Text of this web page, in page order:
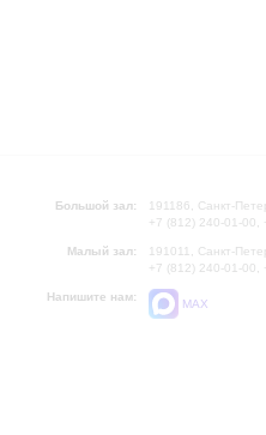
Большой зал:
191186, Санкт-
+7 (812) 240-01-00,
Малый зал:
191011, Санкт-
+7 (812) 240-01-00,
Напишите нам:
MAX